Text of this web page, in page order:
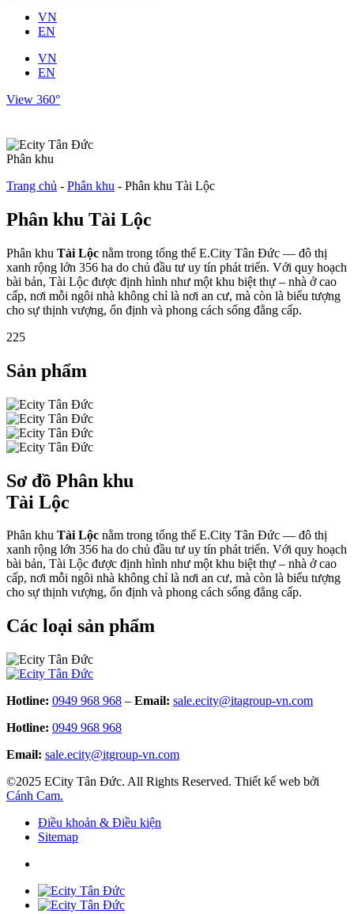
VN
EN
VN
EN
View 360°
Phân khu
Trang chủ - Phân khu - Phân khu Tài Lộc
Phân khu Tài Lộc
Phân khu Tài Lộc nằm trong tổng thể E.City Tân Đức — đô thị
xanh rộng lớn 356 ha do chủ đầu tư uy tín phát triển. Với quy hoạch
bài bản, Tài Lộc được định hình như một khu biệt thự – nhà ở cao
cấp, nơi mỗi ngôi nhà không chỉ là nơi an cư, mà còn là biểu tượng
cho sự thịnh vượng, ổn định và phong cách sống đẳng cấp.
225
Sản phẩm
Sơ đồ Phân khu
Tài Lộc
Phân khu Tài Lộc nằm trong tổng thể E.City Tân Đức — đô thị
xanh rộng lớn 356 ha do chủ đầu tư uy tín phát triển. Với quy hoạch
bài bản, Tài Lộc được định hình như một khu biệt thự – nhà ở cao
cấp, nơi mỗi ngôi nhà không chỉ là nơi an cư, mà còn là biểu tượng
cho sự thịnh vượng, ổn định và phong cách sống đẳng cấp.
Các loại sản phẩm
Hotline: 0949 968 968 – Email: sale.ecity@itagroup-vn.com
Hotline: 0949 968 968
Email: sale.ecity@itgroup-vn.com
©2025 ECity Tân Đức. All Rights Reserved. Thiết kế web bởi
Cánh Cam.
Điều khoản & Điều kiện
Sitemap